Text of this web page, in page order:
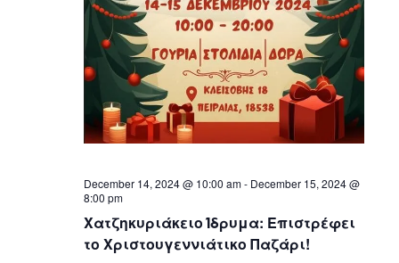
December 14, 2024 @ 10:00 am- December 15, 2024 @
8:00 pm
Χατζηκυριάκειο Ίδρυμα: Επιστρέφει
το Χριστουγεννιάτικο Παζάρι!